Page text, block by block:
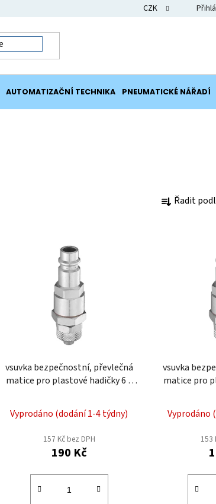
CZK
AUTOMATIZAČNÍ TECHNIKA PNEUMATICKÉ NÁŘADÍ
a
k
t
Řadit
vsuvka bezpečnostní, převlečná
matice pro plastové hadičky 6 x
Vyprodáno (dodání 1-4 týdny)
157 Kč bez DPH
190 Kč
vsuvka
matice pro
Vyprodáno
153